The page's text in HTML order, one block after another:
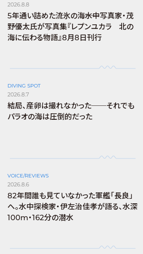
2026.8.8
5年通い詰めた流氷の海――水中写真家・茂
野優太氏が写真集『レプンユカラ 北の
海に伝わる物語』8月8日刊行
DIVING SPOT
2026.8.7
結局、産卵は撮れなかった──それでも
パラオの海は圧倒的だった
VOICE/REVIEWS
2026.8.6
82年間誰も見ていなかった軍艦「長良」
へ。水中探検家・伊左治佳孝が語る、水深
100m・162分の潜水